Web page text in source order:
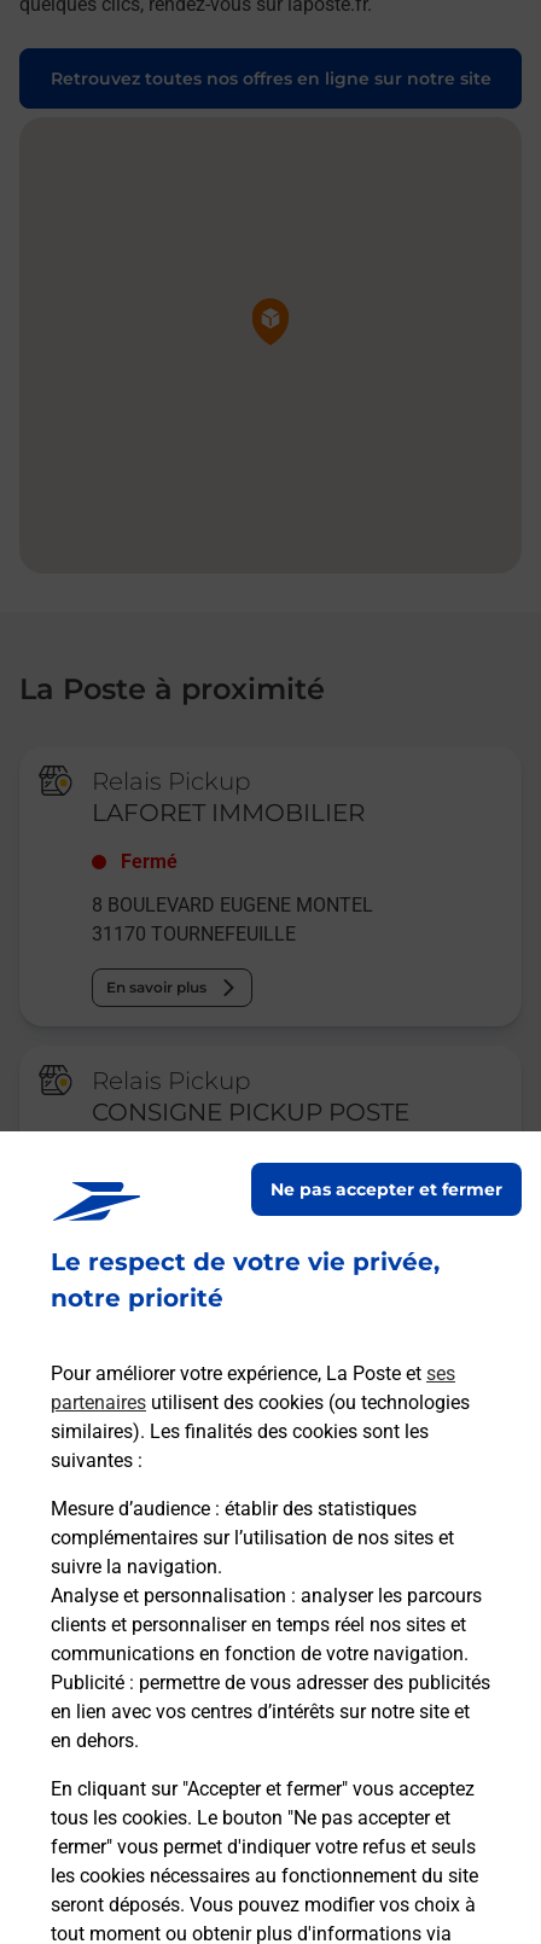
Le respect de votre vie privée,
notre priorité
Pour améliorer votre expérience, La Poste et ses
partenaires utilisent des cookies (ou technologies
similaires). Les finalités des cookies sont les
suivantes :
Mesure d’audience : établir des statistiques
complémentaires sur l’utilisation de nos sites et
suivre la navigation.
Analyse et personnalisation : analyser les parcours
clients et personnaliser en temps réel nos sites et
communications en fonction de votre navigation.
Publicité : permettre de vous adresser des publicités
en lien avec vos centres d’intérêts sur notre site et
en dehors.
En cliquant sur "Accepter et fermer" vous acceptez
tous les cookies. Le bouton "Ne pas accepter et
fermer" vous permet d'indiquer votre refus et seuls
les cookies nécessaires au fonctionnement du site
seront déposés. Vous pouvez modifier vos choix à
tout moment ou obtenir plus d'informations via
Ne pas accepter et fermer
Retrouvez toutes nos offres en ligne sur notre site
Pin de la carte
La Poste à proximité
Relais Pickup
LAFORET IMMOBILIER
Fermé
8 BOULEVARD EUGENE MONTEL
31170 TOURNEFEUILLE
En savoir plus
Relais Pickup
CONSIGNE PICKUP POSTE
Fermé
SUR LE COTE DROIT DU BUREAU
31170 TOURNEFEUILLE
Malin !
La Poste
en ligne
Ouvert 24h/24
En savoir plus
TOURNEFEUILLE
CONSIGNE PICKUP CC TOURNEFEUILLE